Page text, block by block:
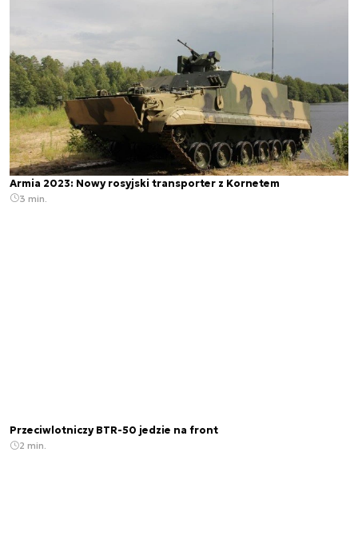
Armia 2023: Nowy rosyjski transporter z Kornetem
3 min.
Przeciwlotniczy BTR-50 jedzie na front
2 min.